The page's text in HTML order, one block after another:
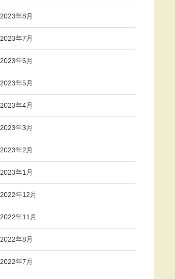
2023年8月
2023年7月
2023年6月
2023年5月
2023年4月
2023年3月
2023年2月
2023年1月
2022年12月
2022年11月
2022年8月
2022年7月